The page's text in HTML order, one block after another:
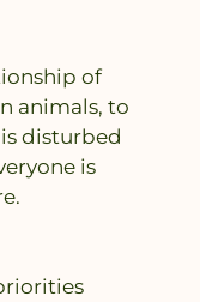
of
animals, to
disturbed
is